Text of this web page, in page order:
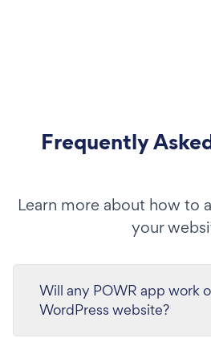
Frequently
Learn more about how to
your
Will any POWR app work
WordPress website?